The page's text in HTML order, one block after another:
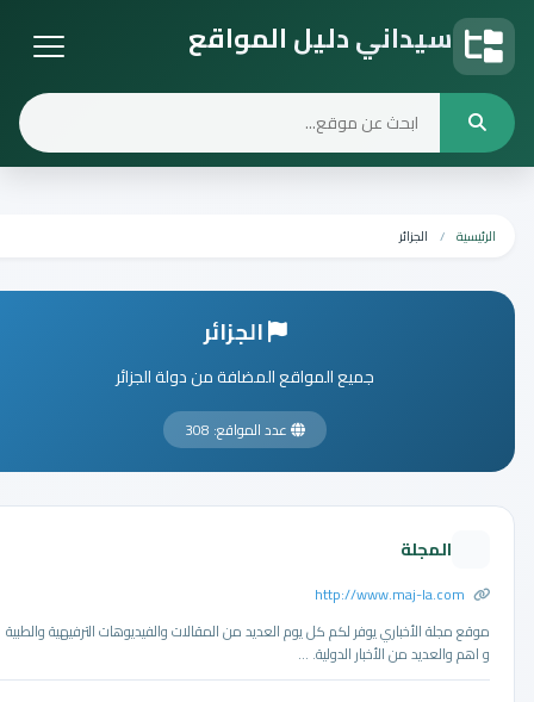
سيداني دليل المواقع
دليل المواقع
الرئيسية الجزائر
الجزائر
جميع المواقع المضافة من دولة الجزائر
عدد المواقع: 308
المجلة
http://www.maj-la.com
موقع مجلة الأخباري يوفر لكم كل يوم العديد من المقالات والفيديوهات الترفيهية والطبية
و اهم والعديد من الأخبار الدولية. ...